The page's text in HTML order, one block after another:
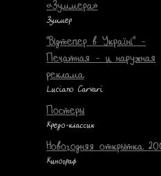
«Зуммера»
Зуммер
"Відтепер в Україні" -
Печатная - и наружная
реклама
Luciano Carvari
Постеры
Кредо-классик
Новогодняя открытка
Кинограф